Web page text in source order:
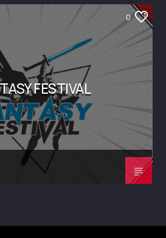
0
FESTIVAL